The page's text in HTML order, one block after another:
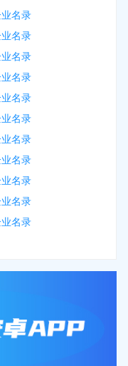
名录
名录
名录
名录
名录
名录
名录
名录
名录
名录
名录